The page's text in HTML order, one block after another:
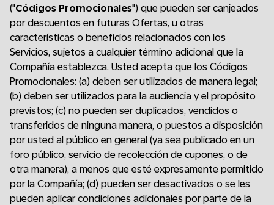
("Códigos Promocionales") que pueden ser canjeados
por descuentos en futuras Ofertas, u otras
características o beneficios relacionados con los
Servicios, sujetos a cualquier término adicional que la
Compañía establezca. Usted acepta que los Códigos
Promocionales: (a) deben ser utilizados de manera legal;
(b) deben ser utilizados para la audiencia y el propósito
previstos; (c) no pueden ser duplicados, vendidos o
transferidos de ninguna manera, o puestos a disposición
por usted al público en general (ya sea publicado en un
foro público, servicio de recolección de cupones, o de
otra manera), a menos que esté expresamente permitido
por la Compañía; (d) pueden ser desactivados o se les
pueden aplicar condiciones adicionales por parte de la